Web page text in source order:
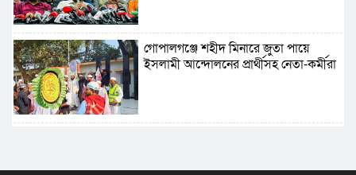
গোপালগঞ্জে শহীদ মিনারে জুতা পায়ে
ইসলামী আন্দোলনের প্রার্থীসহ নেতা-কর্মীরা